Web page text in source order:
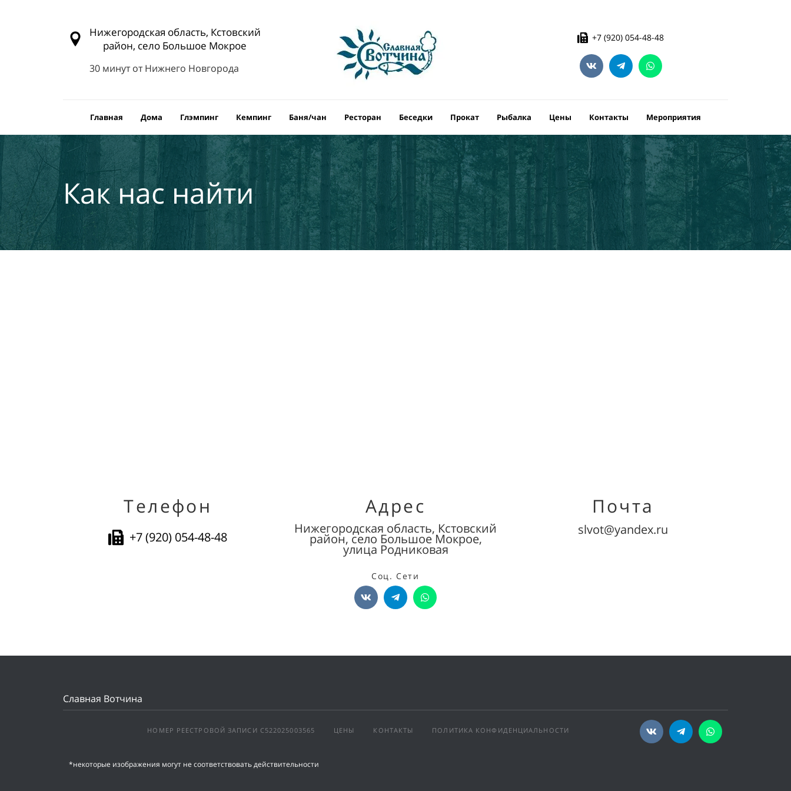
Нижегородская область, Кстовский
район, село Большое Мокрое
30 минут от Нижнего Новгорода
+7 (920) 054-48-48
Главная Дома Глэмпинг Кемпинг Баня/чан Ресторан Беседки Прокат Рыбалка Цены Контакты Мероприятия
Как нас найти
Телефон
+7 (920) 054-48-48
Адрес
Нижегородская область, Кстовский
район, село Большое Мокрое,
улица Родниковая
Почта
slvot@yandex.ru
Соц. Сети
Славная Вотчина
НОМЕР РЕЕСТРОВОЙ ЗАПИСИ С522025003565 ЦЕНЫ КОНТАКТЫ ПОЛИТИКА КОНФИДЕНЦИАЛЬНОСТИ
*некоторые изображения могут не соответствовать действительности